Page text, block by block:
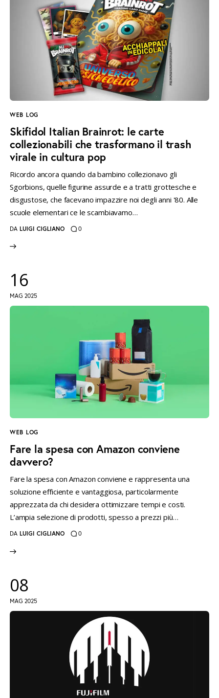
WEB LOG
Skifidol Italian Brainrot: le carte
collezionabili che trasformano il trash
virale in cultura pop
Ricordo ancora quando da bambino collezionavo gli
Sgorbions, quelle figurine assurde e a tratti grottesche e
disgustose, che facevano impazzire noi degli anni '80. Alle
scuole elementari ce le scambiavamo…
DA LUIGI CIGLIANO 0
16
MAG 2025
WEB LOG
Fare la spesa con Amazon conviene
davvero?
Fare la spesa con Amazon conviene e rappresenta una
soluzione efficiente e vantaggiosa, particolarmente
apprezzata da chi desidera ottimizzare tempi e costi.
L’ampia selezione di prodotti, spesso a prezzi più…
DA LUIGI CIGLIANO 0
08
MAG 2025